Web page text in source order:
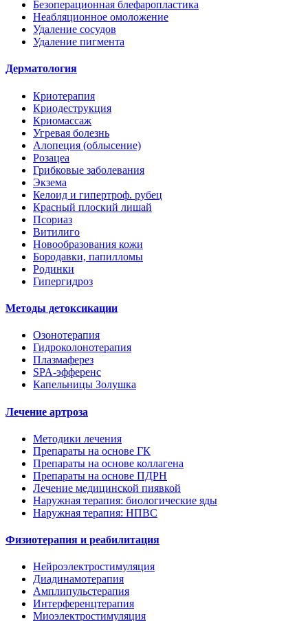
Безоперационная блефаропластика
Неабляционное омоложение
Удаление сосудов
Удаление пигмента
Дерматология
Криотерапия
Криодеструкция
Криомассаж
Угревая болезнь
Алопеция (облысение)
Розацеа
Грибковые заболевания
Экзема
Келоид и гипертроф. рубец
Красный плоский лишай
Псориаз
Витилиго
Новообразования кожи
Бородавки, папилломы
Родинки
Гипергидроз
Методы детоксикации
Озонотерапия
Гидроколонотерапия
Плазмаферез
SPA-эфференс
Капельницы Золушка
Лечение артроза
Методики лечения
Препараты на основе ГК
Препараты на основе коллагена
Препараты на основе ПДРН
Лечение медицинской пиявкой
Наружная терапия: биологические яды
Наружная терапия: НПВС
Физиотерапия и реабилитация
Нейроэлектростимуляция
Диадинамотерапия
Амплипульстерапия
Интерференцтерапия
Миоэлектростимуляция